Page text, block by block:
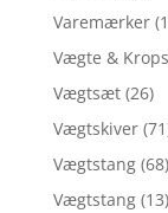
Varemærker
Vægte &
Vægtsæt (26)
Vægtskiver
Vægtstang (68)
Vægtstang (13)